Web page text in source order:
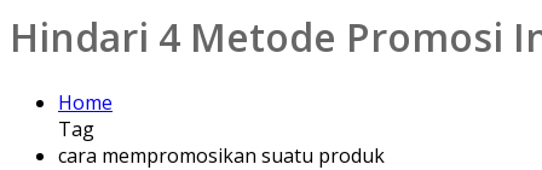
Hindari 4 Metode Promosi
Home
Tag
cara mempromosikan suatu produk